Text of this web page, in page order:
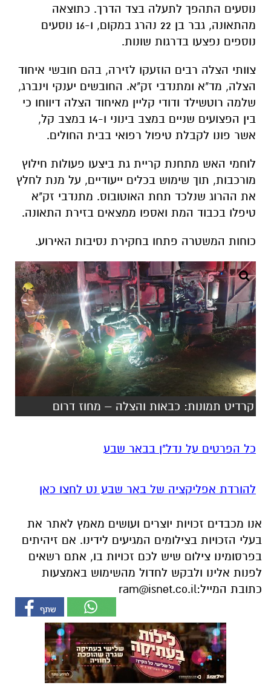
נוסעים התהפך לתעלה בצד הדרך. כתוצאה
מהתאונה, גבר בן 22 נהרג במקום, ו-16 נוסעים
נוספים נפצעו בדרגות שונות.
צוותי הצלה רבים הוזעקו לזירה, בהם חובשי איחוד
הצלה, מד"א ומתנדבי זק"א. החובשים יענקי וינברג,
שלמה רוטשילד ודודי קליין מאיחוד הצלה דיווחו כי
בין הפצועים שניים במצב בינוני ו-14 במצב קל,
אשר פונו לקבלת טיפול רפואי בבית החולים.
לוחמי האש מתחנת קריית גת ביצעו פעולות חילוץ
מורכבות, תוך שימוש בכלים ייעודיים, על מנת לחלץ
את ההרוג שנלכד תחת האוטובוס. מתנדבי זק"א
טיפלו בכבוד המת ואספו ממצאים בזירת התאונה.
כוחות המשטרה פתחו בחקירת נסיבות האירוע.
קרדיט תמונות: כבאות והצלה – מחוז דרום
כל הפרטים על נדל"ן בבאר שבע
להורדת אפליקציה של באר שבע נט לחצו כאן
אנו מכבדים זכויות יוצרים ועושים מאמץ לאתר את
בעלי הזכויות בצילומים המגיעים לידינו. אם זיהיתים
בפרסומינו צילום שיש לכם זכויות בו, אתם רשאים
לפנות אלינו ולבקש לחדול מהשימוש באמצעות
כתובת המייל:ram@isnet.co.il